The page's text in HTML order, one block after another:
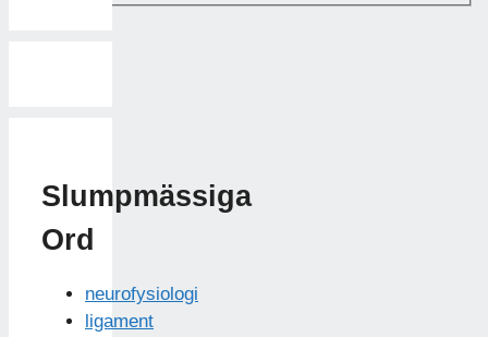
Slumpmässiga
Ord
neurofysiologi
ligament